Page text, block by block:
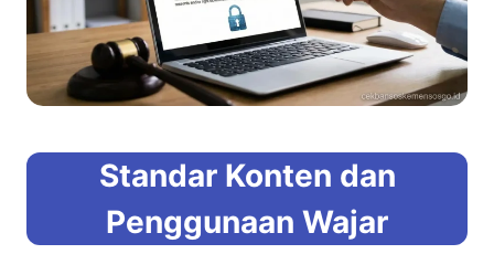
Standar Konten dan
Penggunaan Wajar